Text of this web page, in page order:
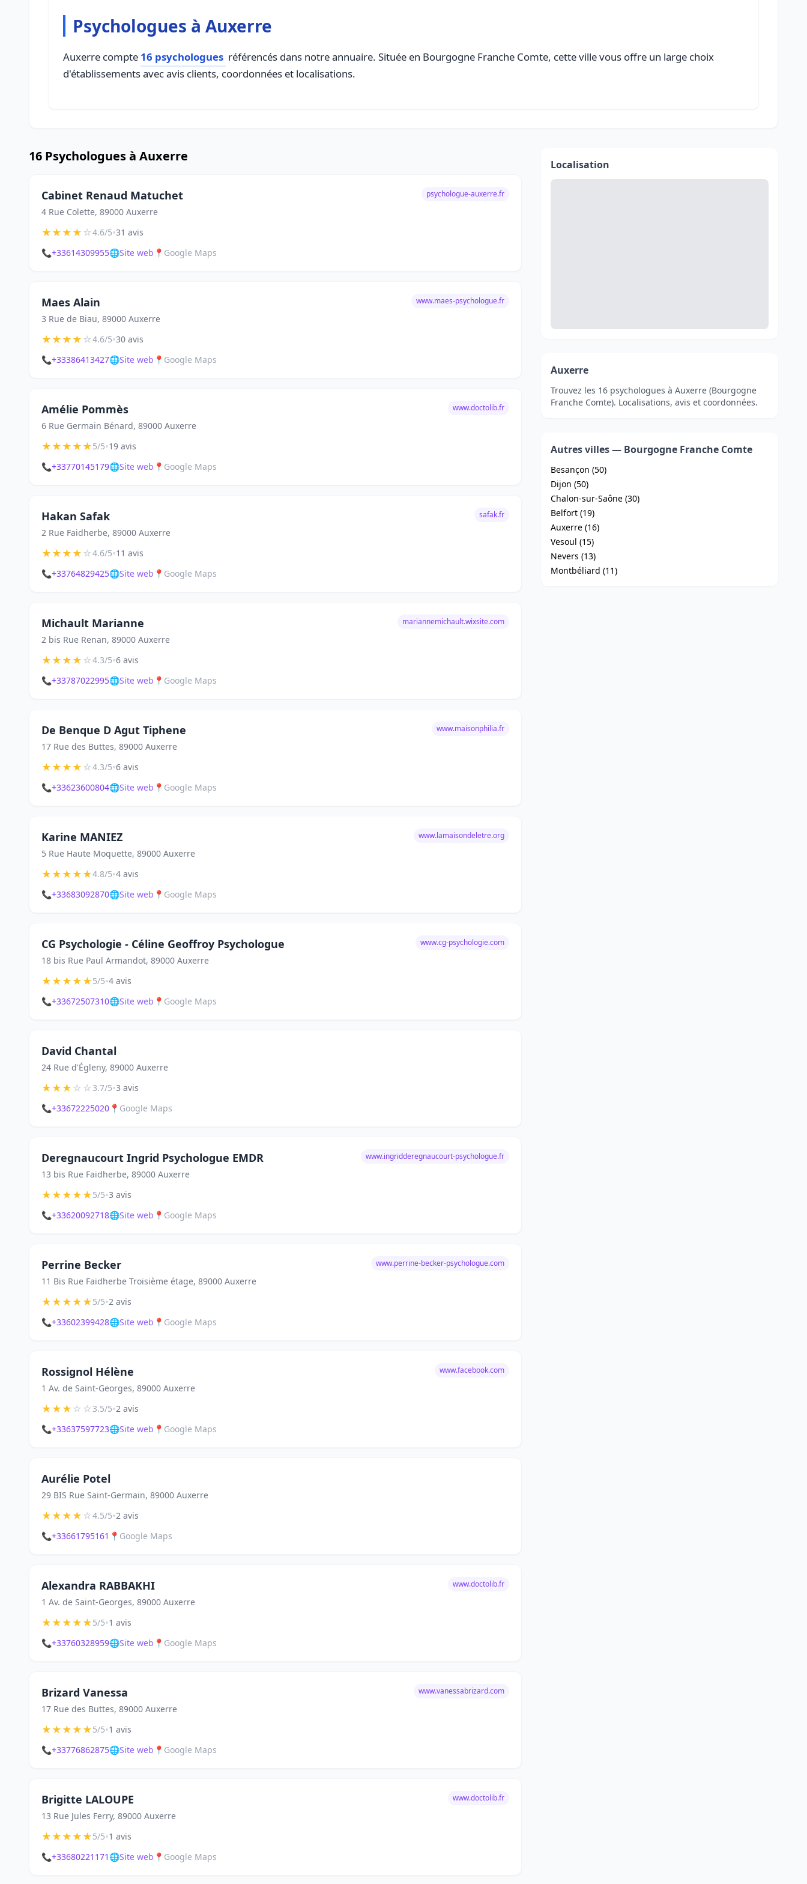
Psychologues à Auxerre
Auxerre compte 16 psychologues référencés dans notre annuaire. Située en Bourgogne Franche Comte, cette ville vous offre un large choix
d'établissements avec avis clients, coordonnées et localisations.
16 Psychologues à Auxerre
Cabinet Renaud Matuchet
4 Rue Colette, 89000 Auxerre
psychologue-auxerre.fr
★★★★☆4.6/5•31 avis
📞+33614309955🌐Site web 📍 Google Maps
Maes Alain
3 Rue de Biau, 89000 Auxerre
www.maes-psychologue.fr
★★★★☆4.6/5•30 avis
📞+33386413427🌐Site web 📍 Google Maps
Amélie Pommès
6 Rue Germain Bénard, 89000 Auxerre
www.doctolib.fr
★★★★★5/5•19 avis
📞+33770145179🌐Site web 📍 Google Maps
Hakan Safak
2 Rue Faidherbe, 89000 Auxerre
safak.fr
★★★★☆4.6/5•11 avis
📞+33764829425🌐Site web 📍 Google Maps
Michault Marianne
2 bis Rue Renan, 89000 Auxerre
mariannemichault.wixsite.com
★★★★☆4.3/5•6 avis
📞+33787022995🌐Site web 📍 Google Maps
De Benque D Agut Tiphene
17 Rue des Buttes, 89000 Auxerre
www.maisonphilia.fr
★★★★☆4.3/5•6 avis
📞+33623600804🌐Site web 📍 Google Maps
Karine MANIEZ
5 Rue Haute Moquette, 89000 Auxerre
www.lamaisondeletre.org
★★★★★4.8/5•4 avis
📞+33683092870🌐Site web 📍 Google Maps
CG Psychologie - Céline Geoffroy Psychologue
18 bis Rue Paul Armandot, 89000 Auxerre
www.cg-psychologie.com
★★★★★5/5•4 avis
📞+33672507310🌐Site web 📍 Google Maps
David Chantal
24 Rue d'Égleny, 89000 Auxerre
★★★☆☆3.7/5•3 avis
📞+33672225020 📍 Google Maps
Deregnaucourt Ingrid Psychologue EMDR
13 bis Rue Faidherbe, 89000 Auxerre
www.ingridderegnaucourt-psychologue.fr
★★★★★5/5•3 avis
📞+33620092718🌐Site web 📍 Google Maps
Perrine Becker
11 Bis Rue Faidherbe Troisième étage, 89000 Auxerre
www.perrine-becker-psychologue.com
★★★★★5/5•2 avis
📞+33602399428🌐Site web 📍 Google Maps
Rossignol Hélène
1 Av. de Saint-Georges, 89000 Auxerre
www.facebook.com
★★★☆☆3.5/5•2 avis
📞+33637597723🌐Site web 📍 Google Maps
Aurélie Potel
29 BIS Rue Saint-Germain, 89000 Auxerre
★★★★☆4.5/5•2 avis
📞+33661795161 📍 Google Maps
Alexandra RABBAKHI
1 Av. de Saint-Georges, 89000 Auxerre
www.doctolib.fr
★★★★★5/5•1 avis
📞+33760328959🌐Site web 📍 Google Maps
Brizard Vanessa
17 Rue des Buttes, 89000 Auxerre
www.vanessabrizard.com
★★★★★5/5•1 avis
📞+33776862875🌐Site web 📍 Google Maps
Brigitte LALOUPE
13 Rue Jules Ferry, 89000 Auxerre
www.doctolib.fr
★★★★★5/5•1 avis
📞+33680221171 🌐Site web 📍 Google Maps
Localisation
Auxerre
Trouvez les 16 psychologues à Auxerre (Bourgogne
Franche Comte). Localisations, avis et coordonnées.
Autres villes — Bourgogne Franche Comte
Besançon (50)
Dijon (50)
Chalon-sur-Saône (30)
Belfort (19)
Auxerre (16)
Vesoul (15)
Nevers (13)
Montbéliard (11)